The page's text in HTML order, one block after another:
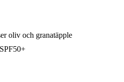
oliv och granatäpple